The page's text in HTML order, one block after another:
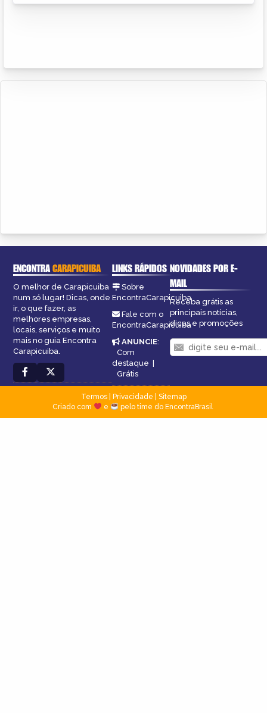
ENCONTRACARAPICUIBA
O melhor de Carapicuiba
num só lugar! Dicas, onde
ir, o que fazer, as
melhores empresas,
locais, serviços e muito
mais no guia Encontra
Carapicuiba.
LINKS RÁPIDOS
Sobre
EncontraCarapicuiba
Fale com o
EncontraCarapicuiba
ANUNCIE:
Com
destaque |
Grátis
NOVIDADES POR E-
MAIL
Receba grátis as
principais notícias,
dicas e promoções
Termos| Privacidade
Sitemap
Criado com
e pelo time do EncontraBrasil